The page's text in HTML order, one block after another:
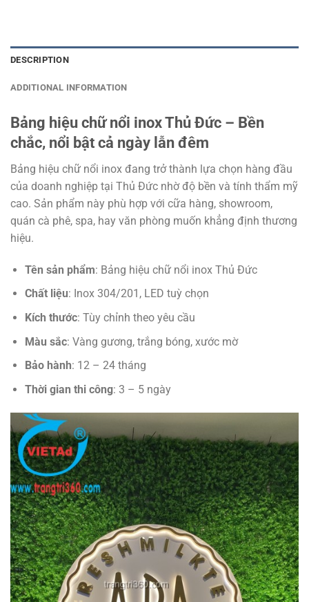
DESCRIPTION
ADDITIONAL INFORMATION
Bảng hiệu chữ nổi inox Thủ Đức – Bền
chắc, nổi bật cả ngày lẫn đêm
Bảng hiệu chữ nổi inox đang trở thành lựa chọn hàng đầu
của doanh nghiệp tại Thủ Đức nhờ độ bền và tính thẩm mỹ
cao. Sản phẩm này phù hợp với cữa hàng, showroom,
quán cà phê, spa, hay văn phòng muốn khẳng định thương
hiệu.
Tên sản phẩm: Bảng hiệu chữ nổi inox Thủ Đức
Chất liệu: Inox 304/201, LED tuỳ chọn
Kích thước: Tùy chỉnh theo yêu cầu
Màu sắc: Vàng gương, trắng bóng, xước mờ
Bảo hành: 12 – 24 tháng
Thời gian thi công: 3 – 5 ngày